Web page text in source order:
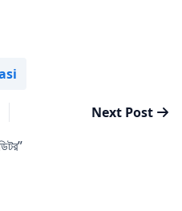
Next Post